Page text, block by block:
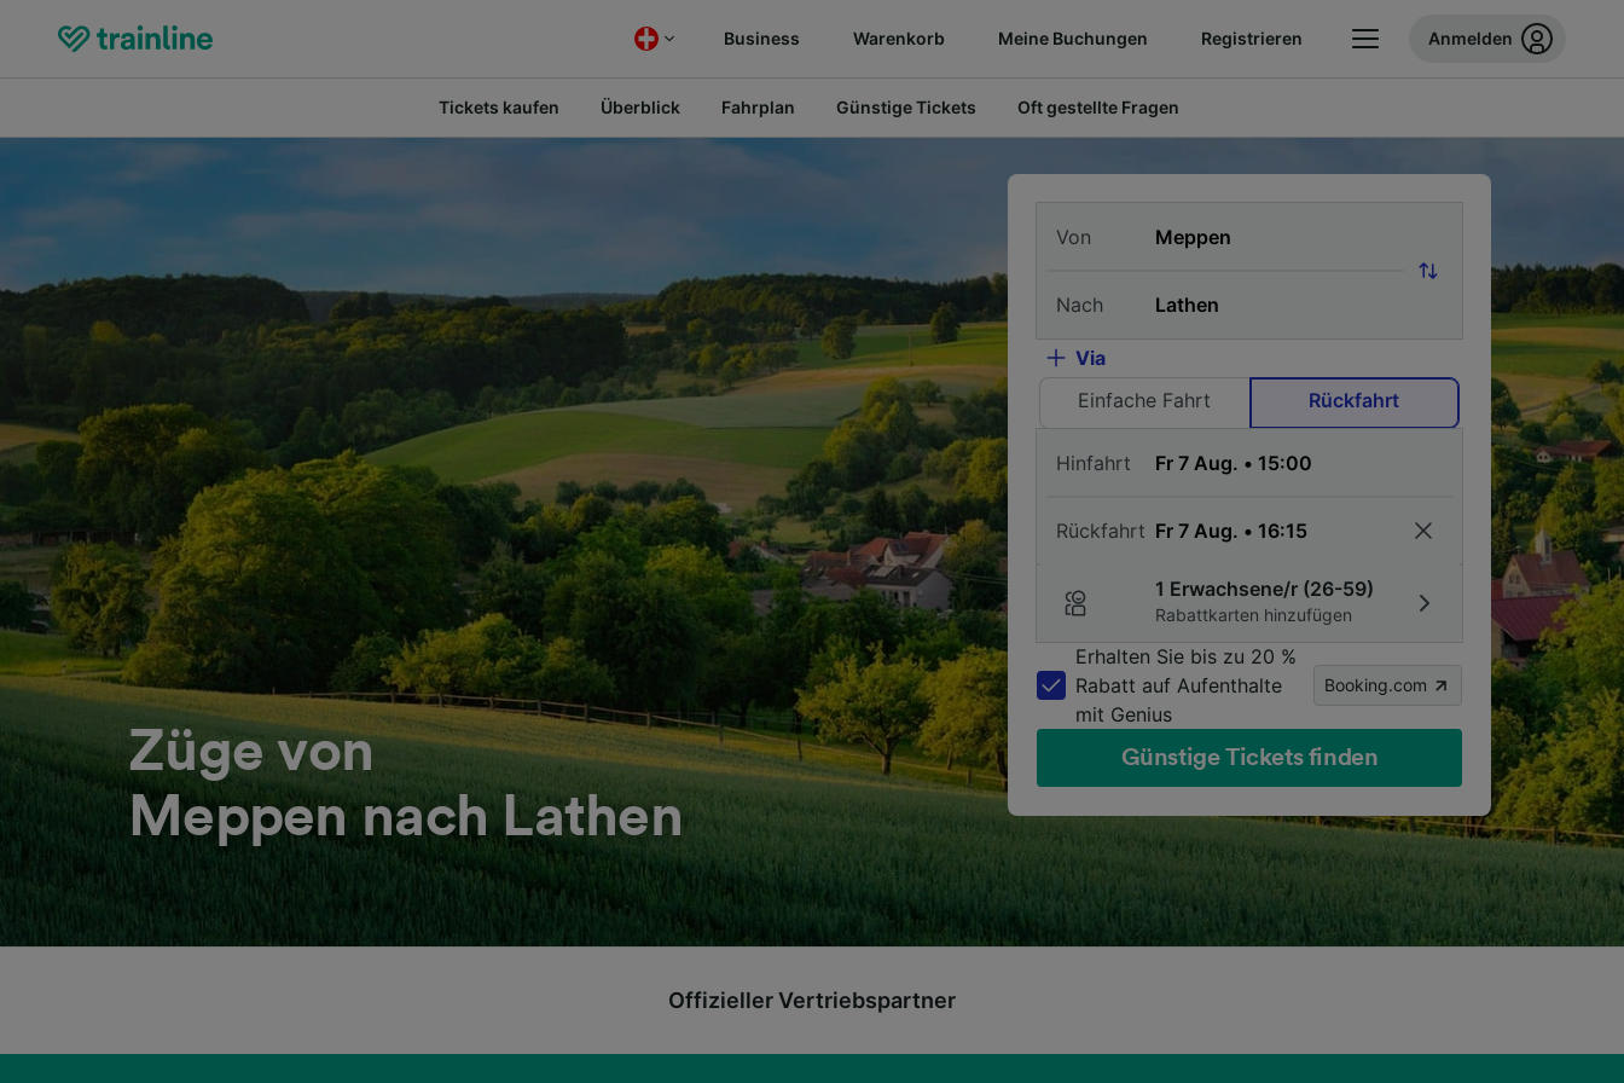
Business Warenkorb Meine Buchungen Registrieren Anmelden
Tickets kaufen Überblick Fahrplan Günstige Tickets Oft gestellte Fragen
Züge von
Meppen nach Lathen
Von
Nach
Via
Einfache Fahrt
Rückfahrt
Hinfahrt
Rückfahrt
1 Erwachsene/r (26-59)
Rabattkarten hinzufügen
Erhalten Sie bis zu 20 %
Rabatt auf Aufenthalte
mit Genius
Booking.com
Günstige Tickets finden
Offizieller Vertriebspartner